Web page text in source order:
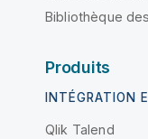
Bibliothèque
Produits
INTÉGRATION
Qlik Talend